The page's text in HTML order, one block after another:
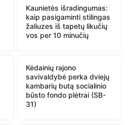
Kaunietės išradingumas:
kaip pasigaminti stilingas
žaliuzes iš tapetų likučių
vos per 10 minučių
Kėdainių rajono
savivaldybė perka dviejų
kambarių butą socialinio
būsto fondo plėtrai (SB-
31)